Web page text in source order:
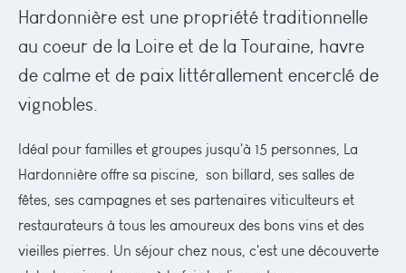
Hardonnière est une propriété traditionnelle
au coeur de la Loire et de la Touraine, havre
de calme et de paix littérallement encerclé de
vignobles.
Idéal pour familles et groupes jusqu'à 15 personnes, La
Hardonnière offre sa piscine, son billard, ses salles de
fêtes, ses campagnes et ses partenaires viticulteurs et
restaurateurs à tous les amoureux des bons vins et des
vieilles pierres. Un séjour chez nous, c'est une découverte